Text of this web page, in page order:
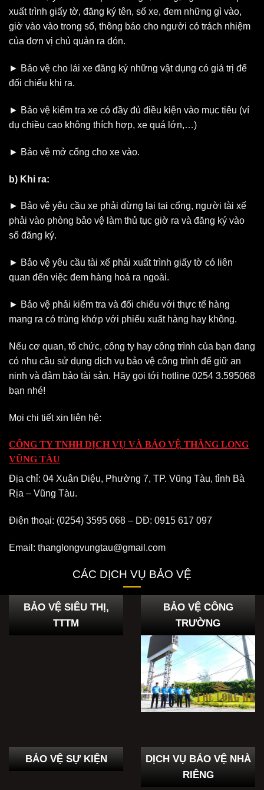
xuất trình giấy tờ, đăng ký tên, số xe, đem những gì vào,
giờ vào vào trong sổ, thông báo cho người có trách nhiệm
của đơn vị chủ quản ra đón.
► Bảo vệ cho lái xe đăng ký những vật dụng có giá trị để
đối chiếu khi ra.
► Bảo vệ kiểm tra xe có đầy đủ điều kiện vào mục tiêu (ví
dụ chiều cao không thích hợp, xe quá lớn,…)
► Bảo vệ mở cổng cho xe vào.
b) Khi ra:
► Bảo vệ yêu cầu xe phải dừng lại tại cổng, người tài xế
phải vào phòng bảo vệ làm thủ tục giờ ra và đăng ký vào
sổ đăng ký.
► Bảo vệ yêu cầu tài xế phải xuất trình giấy tờ có liên
quan đến việc đem hàng hoá ra ngoài.
► Bảo vệ phải kiểm tra và đối chiếu với thực tế hàng
mang ra có trùng khớp với phiếu xuất hàng hay không.
Nếu cơ quan, tổ chức, công ty hay công trình của bạn đang
có nhu cầu sử dụng dịch vụ bảo vệ công trình để giữ an
ninh và đảm bảo tài sản. Hãy gọi tới hotline 0254 3.595068
bạn nhé!
Mọi chi tiết xin liên hệ:
CÔNG TY TNHH DỊCH VỤ VÀ BẢO VỆ THĂNG LONG
VŨNG TÀU
Địa chỉ: 04 Xuân Diệu, Phường 7, TP. Vũng Tàu, tỉnh Bà
Rịa – Vũng Tàu.
Điện thoại: (0254) 3595 068 – DĐ: 0915 617 097
Email: thanglongvungtau@gmail.com
CÁC DỊCH VỤ BẢO VỆ
BẢO VỆ SIÊU THỊ,
TTTM
BẢO VỆ CÔNG
TRƯỜNG
BẢO VỆ SỰ KIỆN
DỊCH VỤ BẢO VỆ NHÀ
RIÊNG